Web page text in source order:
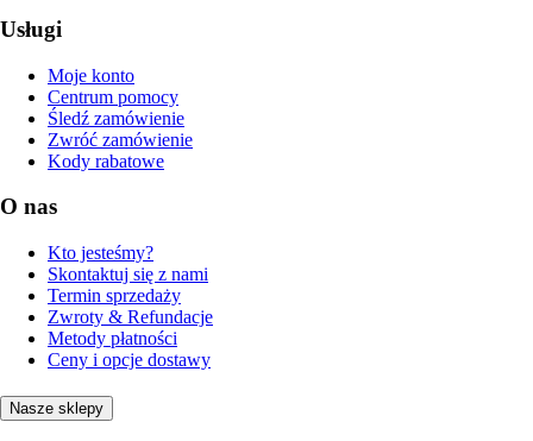
Usługi
Moje konto
Centrum pomocy
Śledź zamówienie
Zwróć zamówienie
Kody rabatowe
O nas
Kto jesteśmy?
Skontaktuj się z nami
Termin sprzedaży
Zwroty & Refundacje
Metody płatności
Ceny i opcje dostawy
Nasze sklepy